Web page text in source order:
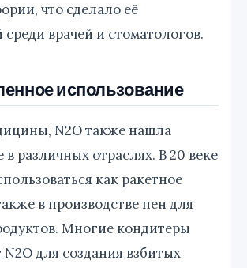
что сделало её
врачей и стоматологов.
использование
N2O также нашла
различных отраслях. В 20 веке
как ракетное
в производстве пен для
Многие кондитеры
для создания взбитых